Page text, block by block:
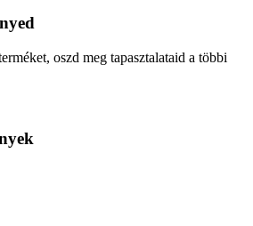
oszd meg tapasztalataid a többi